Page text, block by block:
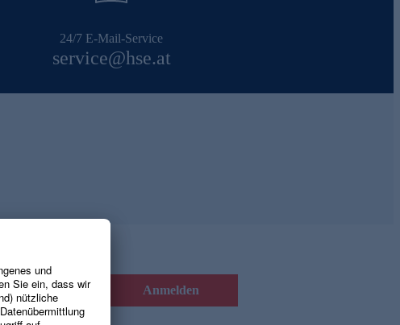
24/7 E-Mail-Service
service@hse.at
Anmelden